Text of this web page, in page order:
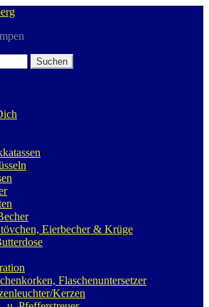
Suchen
Eierbecher & Krüge
Flaschenuntersetzer
Kerzen